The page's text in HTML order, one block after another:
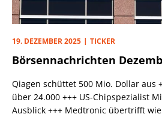
19. DEZEMBER 2025 TICKER
Börsennachrichten
Qiagen schüttet 500 Mio. Dollar aus
über 24.000 +++ US-Chipspezialist
Ausblick +++ Medtronic übertrifft